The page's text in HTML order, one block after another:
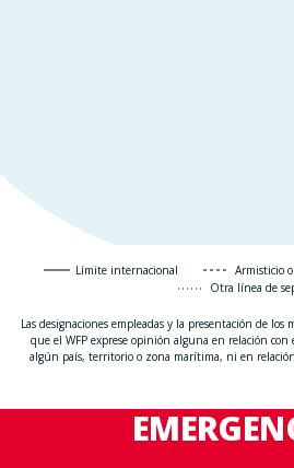
Límite internacional
Armisticio
Otra línea de
Las designaciones empleadas y la presentación de
que el WFP exprese opinión alguna en relación
algún país, territorio o zona marítima, ni en